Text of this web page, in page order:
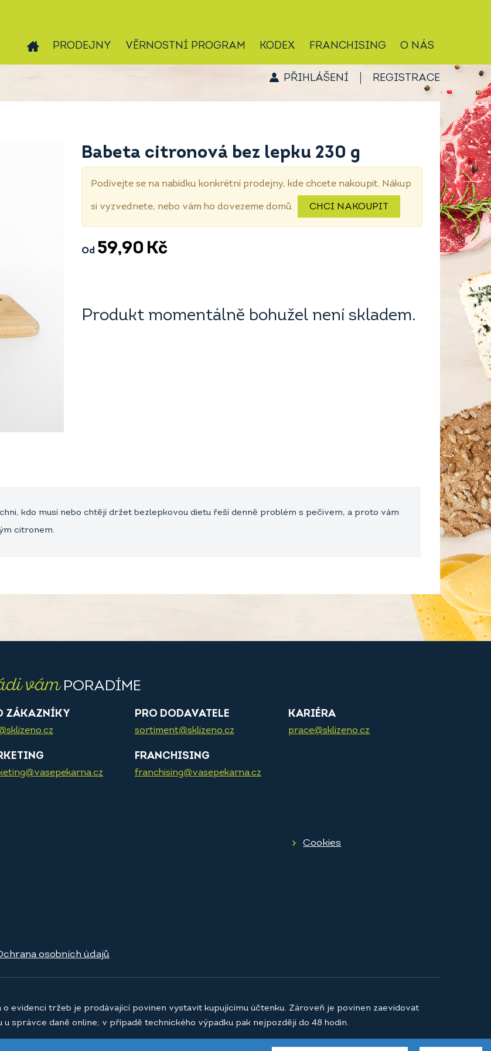
PRODEJNY VĚRNOSTNÍ PROGRAM KODEX FRANCHISING O NÁS
PŘIHLÁŠENÍ REGISTRACE
Babeta citronová bez lepku 230 g
Podívejte se na nabídku konkrétní prodejny, kde chcete nakoupit. Nákup
si vyzvednete, nebo vám ho dovezeme domů. CHCI NAKOUPIT
Od 59,90 Kč
Produkt momentálně bohužel není skladem.
kdo musí nebo chtějí držet bezlepkovou dietu řeší denně problém s pečivem, a proto vám
citronem.
vámPORADÍME
ZÁKAZNÍKY PRO DODAVATELE
sortiment@sklizeno.cz
KARIÉRA
prace@sklizeno.cz
FRANCHISING
franchising@vasepekarna.cz
Cookies
osobních údajů
o evidenci tržeb je prodávající povinen vystavit kupujícímu účtenku. Zároveň je povinen zaevidovat
u správce daně online; v případě technického výpadku pak nejpozději do 48 hodin.